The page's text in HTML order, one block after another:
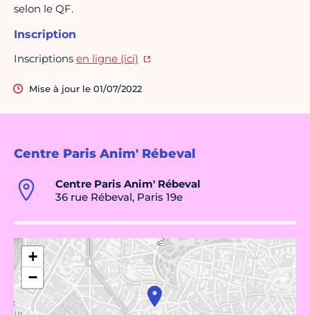
Centre Paris Anim' Rébeval
Centre Paris Anim' Rébeval
36 rue Rébeval, Paris 19e
+
−
selon le QF.
Inscription
Inscriptions en ligne (ici)
Mise à jour le 01/07/2022